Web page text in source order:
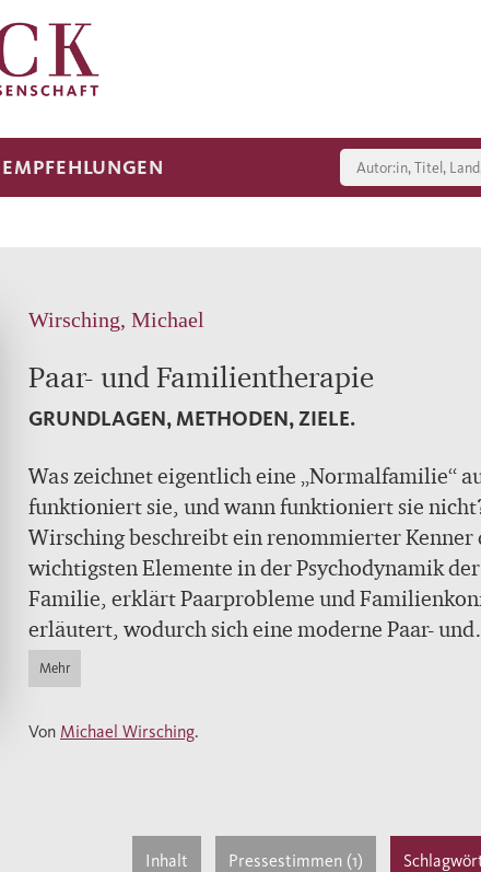
EMPFEHLUNGEN
Wirsching, Michael
Paar- und Familientherapie
GRUNDLAGEN, METHODEN, ZIELE.
Was zeichnet eigentlich eine „Normalfamilie“
funktioniert sie, und wann funktioniert sie
Wirsching beschreibt ein renommierter Kenner
wichtigsten Elemente in der Psychodynamik
Familie, erklärt Paarprobleme und
erläutert, wodurch sich eine moderne Paar- und
Familientherapie auszeichnet.
Mehr
Von Michael Wirsching.
Inhalt Pressestimmen (1)